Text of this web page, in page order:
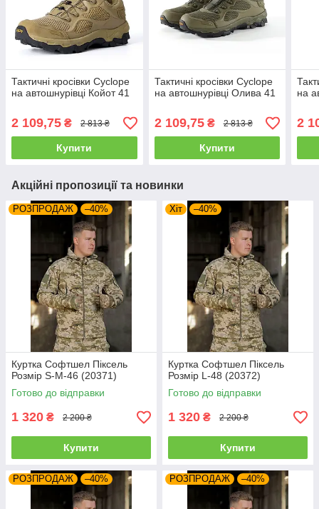
Тактичні кросівки Cyclope
на автошнурівці Койот 41
2 109,75 ₴ 2 813 ₴
Купити
Тактичні кросівки Cyclope
на автошнурівці Олива 41
2 109,75₴ 2 813 ₴
Купити
на
2
Акційні пропозиції та новинки
РОЗПРОДАЖ –40%
Куртка Софтшел Піксель
Розмір S-M-46 (20371)
Готово до відправки
1 320 ₴ 2 200 ₴
Купити
Хіт –40%
Куртка Софтшел Піксель
Розмір L-48 (20372)
Готово до відправки
1 320 ₴ 2 200 ₴
Купити
РОЗПРОДАЖ –40% РОЗПРОДАЖ –40%